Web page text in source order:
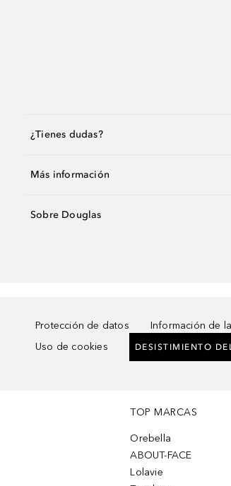
¿Tienes dudas?
Más información
Sobre Douglas
Protección de datos Información de
Uso de cookies
DESISTIMIENTO
TOP MARCAS
Orebella
ABOUT-FACE
Lolavie